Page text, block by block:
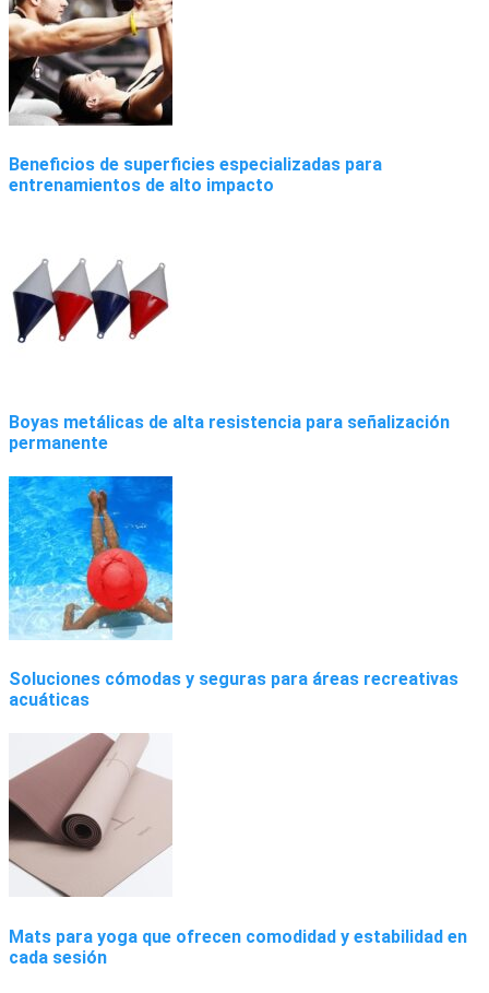
Beneficios de superficies especializadas para
entrenamientos de alto impacto
Boyas metálicas de alta resistencia para señalización
permanente
Soluciones cómodas y seguras para áreas recreativas
acuáticas
Mats para yoga que ofrecen comodidad y estabilidad en
cada sesión